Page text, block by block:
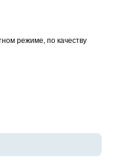
режиме, по качеству